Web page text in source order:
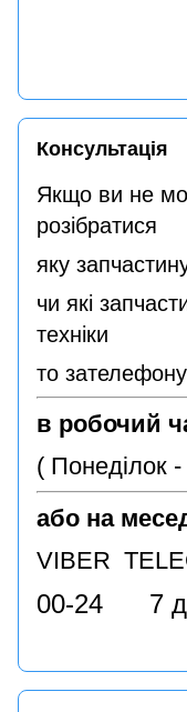
Консультація
Якщо ви не
розібратися
яку
чи які
техніки
то
в робочий
( Понеділок
або на
VIBER
00-24 7